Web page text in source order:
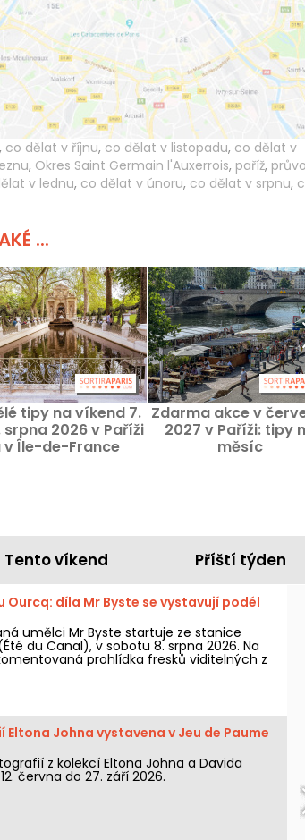
, co dělat v říjnu, co dělat v listopadu, co dělat v
, Okres Saint Germain l'Auxerrois, paříž,
v lednu, co dělat v únoru, co dělat v srpnu,
...
tipy na víkend 7.
srpna 2026 v Paříži
v Île-de-France
Zdarma akce v
2027 v Paříži: tipy
měsíc
Tento víkend Příští týden
díla Mr Byste se vystavují podél
umělci Mr Byste startuje ze stanice
du Canal), v sobotu 8. srpna 2026. Na
prohlídka fresků viditelných z
Johna vystavena v Jeu de Paume
z kolekcí Eltona Johna a Davida
června do 27. září 2026.